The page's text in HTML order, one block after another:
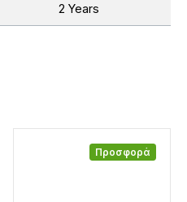
2 Years
Προσφορά